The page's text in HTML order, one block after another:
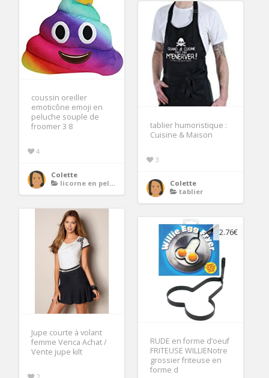
coussin oreiller
emoticône emoji en
peluche souple de
froomer 3 8
4
Colette
licorne en peluche
tablier humoristique :
Cuisine & Maison
3
Colette
tablier
Jupe courte à volant
femme Venca Achat /
Vente jupe kilt
2.76€
RUDE en forme d’oeuf
FRITEUSE WILLIENotre
grossier friteuse en
forme d